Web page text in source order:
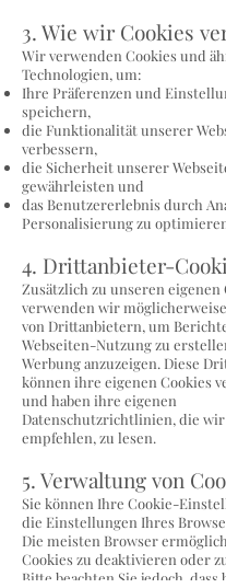
3. Wie wir Cookies
Wir verwenden Cookies und
Technologien, um:
Ihre Präferenzen und
speichern,
die Funktionalität unserer
verbessern,
die Sicherheit unserer
gewährleisten und
das Benutzererlebnis durch
Personalisierung zu
4. Drittanbieter-
Zusätzlich zu unseren eigenen
verwenden wir
von Drittanbietern, um
Webseiten-Nutzung zu
Werbung anzuzeigen. Diese
können ihre eigenen Cookies
und haben ihre eigenen
Datenschutzrichtlinien, die
empfehlen, zu lesen.
5. Verwaltung von
Sie können Ihre Cookie-
die Einstellungen Ihres
Die meisten Browser
Cookies zu deaktivieren oder
Bitte beachten Sie jedoch,